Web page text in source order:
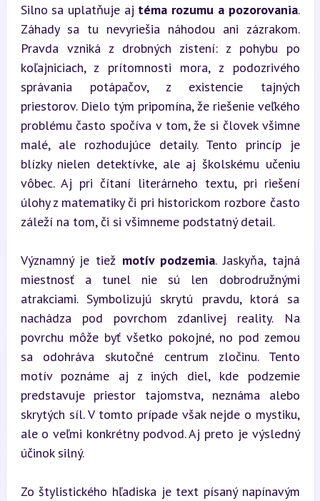
Silno sa uplatňuje aj téma rozumu a pozorovania.
Záhady sa tu nevyriešia náhodou ani zázrakom.
Pravda vzniká z drobných zistení: z pohybu po
koľajniciach, z prítomnosti mora, z podozrivého
správania potápačov, z existencie tajných
priestorov. Dielo tým pripomína, že riešenie veľkého
problému často spočíva v tom, že si človek všimne
malé, ale rozhodujúce detaily. Tento princíp je
blízky nielen detektívke, ale aj školskému učeniu
vôbec. Aj pri čítaní literárneho textu, pri riešení
úlohy z matematiky či pri historickom rozbore často
záleží na tom, či si všimneme podstatný detail.
Významný je tiež motív podzemia. Jaskyňa, tajná
miestnosť a tunel nie sú len dobrodružnými
atrakciami. Symbolizujú skrytú pravdu, ktorá sa
nachádza pod povrchom zdanlivej reality. Na
povrchu môže byť všetko pokojné, no pod zemou
sa odohráva skutočné centrum zločinu. Tento
motív poznáme aj z iných diel, kde podzemie
predstavuje priestor tajomstva, neznáma alebo
skrytých síl. V tomto prípade však nejde o mystiku,
ale o veľmi konkrétny podvod. Aj preto je výsledný
účinok silný.
Zo štylistického hľadiska je text písaný napínavým